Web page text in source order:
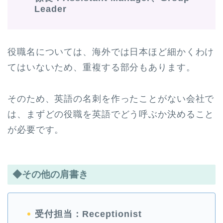
Leader
役職名については、海外では日本ほど細かくわけ
てはいないため、重複する部分もあります。
そのため、英語の名刺を作ったことがない会社で
は、まずどの役職を英語でどう呼ぶか決めること
が必要です。
◆その他の肩書き
受付担当：Receptionist